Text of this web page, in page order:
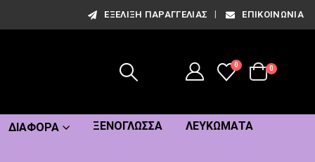
ΕΞΈΛΙΞΗ ΠΑΡΑΓΓΕΛΊΑΣ ΕΠΙΚΟΙΝΩΝΊΑ
0
0
ΔΙΆΦΟΡΑ ΞΕΝΌΓΛΩΣΣΑ
ΛΕΥΚΏΜΑΤΑ